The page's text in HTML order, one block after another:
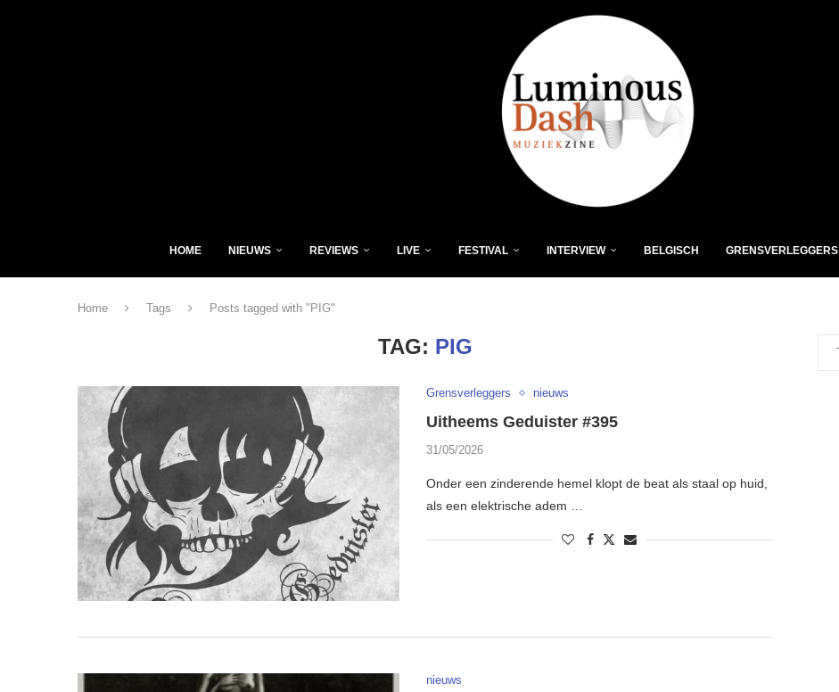
HOME NIEUWS REVIEWS LIVE FESTIVAL INTERVIEW BELGISCH GRENSVERLEGGERS
Home Tags Posts tagged with "PIG"
TAG: PIG
Grensverleggers nieuws
Uitheems Geduister #395
31/05/2026
Onder een zinderende hemel klopt de beat als staal op huid,
als een elektrische adem …
nieuws